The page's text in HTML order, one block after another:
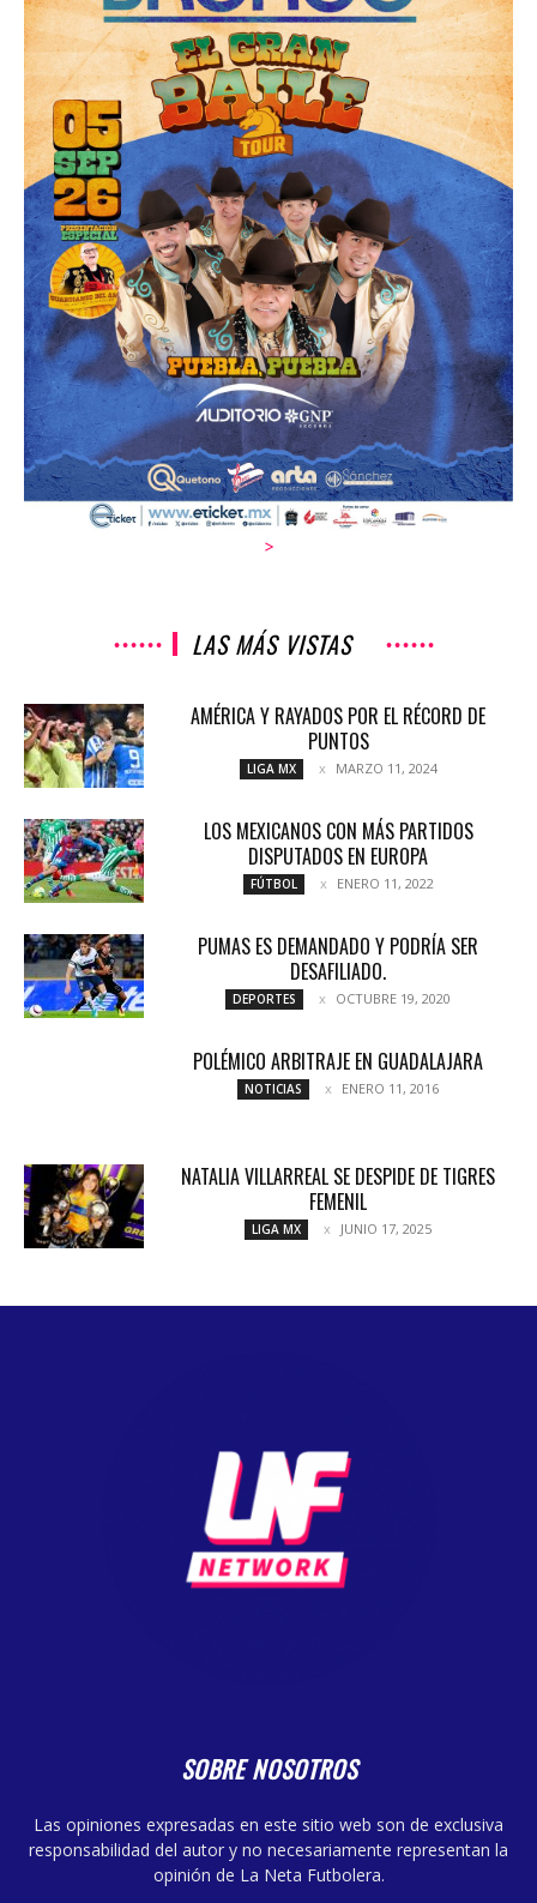
>
LAS MÁS VISTAS
AMÉRICA Y RAYADOS POR EL RÉCORD DE
PUNTOS
LIGA MX MARZO 11, 2024
LOS MEXICANOS CON MÁS PARTIDOS
DISPUTADOS EN EUROPA
FÚTBOL ENERO 11, 2022
PUMAS ES DEMANDADO Y PODRÍA SER
DESAFILIADO.
DEPORTES OCTUBRE 19, 2020
POLÉMICO ARBITRAJE EN GUADALAJARA
NOTICIAS ENERO 11, 2016
NATALIA VILLARREAL SE DESPIDE DE TIGRES
FEMENIL
LIGA MX JUNIO 17, 2025
SOBRE NOSOTROS
Las opiniones expresadas en este sitio web son de exclusiva
responsabilidad del autor y no necesariamente representan la
opinión de La Neta Futbolera.